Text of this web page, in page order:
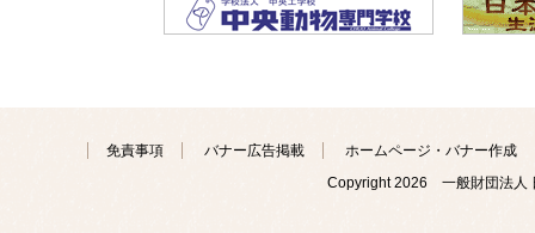
免責事項 バナー広告掲載
ホームページ・バナー作成
Copyright2026 一般財団法人